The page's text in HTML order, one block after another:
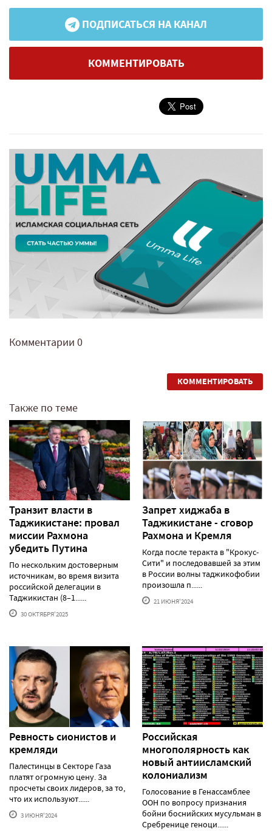
ПОДПИСАТЬСЯ НА КАНАЛ
КОММЕНТИРОВАТЬ
Комментарии 0
КОММЕНТИРОВАТЬ
Также по теме
Транзит власти в
Таджикистане: провал
миссии Рахмона
убедить Путина
По нескольким достоверным
источникам, во время визита
российской делегации в
Таджикистан (8–1......
30 ОКТЯБРЯ'2025
Запрет хиджаба в
Таджикистане - сговор
Рахмона и Кремля
Когда после теракта в "Крокус-
Сити" и последовавшей за этим
в России волны таджикофобии
произошла п......
21 ИЮНЯ'2024
Ревность сионистов и
кремляди
Палестинцы в Секторе Газа
платят огромную цену. За
просчеты своих лидеров, за то,
что их используют......
3 ИЮНЯ'2024
Российская
многополярность как
новый антиисламский
колониализм
Голосование в Генассамблее
ООН по вопросу признания
бойни боснийских мусульман в
Сребренице геноци......